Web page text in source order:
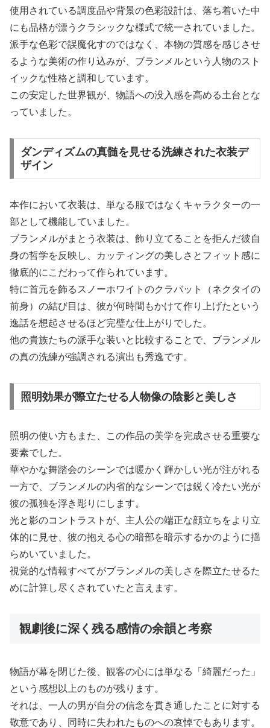
使用されている調度品や背景の色彩設計は、落ち着いた中
にも品格が漂うクラシックな様式で統一されていました。
派手な色彩で誤魔化すのではなく、本物の質感を感じさせ
るような美術の作り込みが、ブランメルという人物のスト
イックな性格と調和しています。
この安定した世界観が、物語への没入感を高める土台とな
っていました。
ダンディズムの真髄を見せる洗練された衣装デ
ザイン
本作において衣装は、単なる服ではなくキャラクターの一
部として機能していました。
ブランメルがまとう衣装は、飾り立てることを拒んだ彼自
身の哲学を反映し、カッティングの美しさとフィット感に
徹底的にこだわって作られています。
特に首元を飾るスノーホワイトのクラバット（ネクタイの
前身）の結び目は、彼が何時間もかけて作り上げたという
逸話を想起させるほど完璧な仕上がりでした。
他の貴族たちの派手な装いと比較することで、ブランメル
の真の洗練が強調される演出も秀逸です。
照明効果が際立たせる人物像の陰影と美しさ
照明の使い方もまた、この作品の美学を完成させる重要な
要素でした。
華やかな舞踏会のシーンでは暖かく輝かしい光が注がれる
一方で、ブランメルの内省的なシーンでは鋭く冷たい光が
彼の孤独を浮き彫りにします。
光と影のコントラストが、主人公の端正な顔立ちをより立
体的に見せ、彼の抱える心の暗部を暗示するかのように揺
らめいていました。
視覚的な情報すべてがブランメルの美しさを際立たせるた
めに計算し尽くされていたと言えます。
観劇後に深く残る感情の余韻と考察
物語が幕を閉じた後、観客の心には単なる「綺麗だった」
という感想以上のものが残ります。
それは、一人の男が自分の信念を貫き通したことに対する
敬意であり、同時に失われたものへの哀悼でもあります。